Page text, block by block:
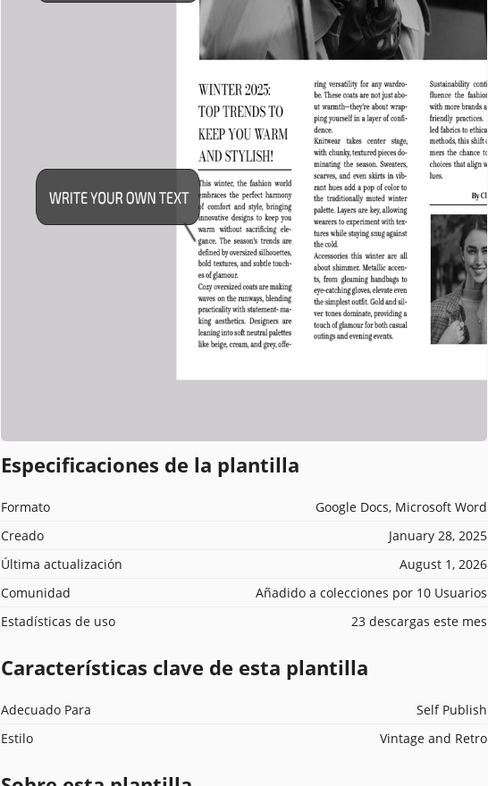
Especificaciones de la plantilla
Formato
Google Docs, Microsoft Word
Creado
January 28, 2025
Última actualización
August 1, 2026
Comunidad
Añadido a colecciones por 10 Usuarios
Estadísticas de uso
23 descargas este mes
Características clave de esta plantilla
Adecuado Para
Self Publish
Estilo
Vintage and Retro